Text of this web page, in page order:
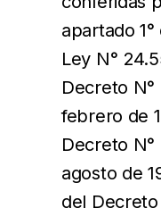
apartado
Ley N°
Decreto N°
febrero de
Decreto N°
agosto de
del Decreto